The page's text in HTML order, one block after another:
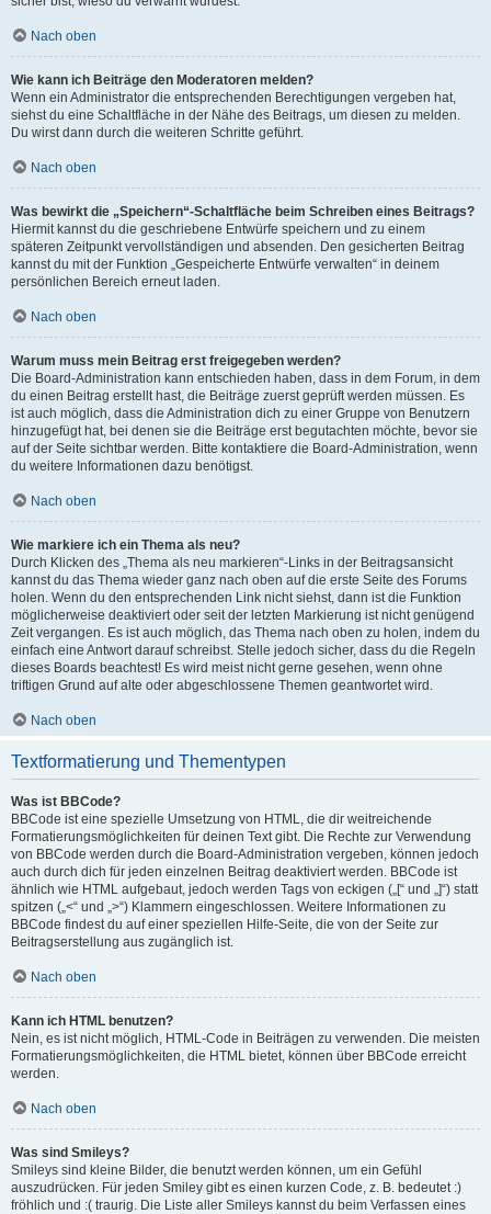
Nach oben
Wie kann ich Beiträge den Moderatoren melden?
Wenn ein Administrator die entsprechenden Berechtigungen vergeben hat,
siehst du eine Schaltfläche in der Nähe des Beitrags, um diesen zu melden.
Du wirst dann durch die weiteren Schritte geführt.
Nach oben
Was bewirkt die „Speichern“-Schaltfläche beim Schreiben eines Beitrags?
Hiermit kannst du die geschriebene Entwürfe speichern und zu einem
späteren Zeitpunkt vervollständigen und absenden. Den gesicherten Beitrag
kannst du mit der Funktion „Gespeicherte Entwürfe verwalten“ in deinem
persönlichen Bereich erneut laden.
Nach oben
Warum muss mein Beitrag erst freigegeben werden?
Die Board-Administration kann entschieden haben, dass in dem Forum, in dem
du einen Beitrag erstellt hast, die Beiträge zuerst geprüft werden müssen. Es
ist auch möglich, dass die Administration dich zu einer Gruppe von Benutzern
hinzugefügt hat, bei denen sie die Beiträge erst begutachten möchte, bevor sie
auf der Seite sichtbar werden. Bitte kontaktiere die Board-Administration, wenn
du weitere Informationen dazu benötigst.
Nach oben
Wie markiere ich ein Thema als neu?
Durch Klicken des „Thema als neu markieren“-Links in der Beitragsansicht
kannst du das Thema wieder ganz nach oben auf die erste Seite des Forums
holen. Wenn du den entsprechenden Link nicht siehst, dann ist die Funktion
möglicherweise deaktiviert oder seit der letzten Markierung ist nicht genügend
Zeit vergangen. Es ist auch möglich, das Thema nach oben zu holen, indem du
einfach eine Antwort darauf schreibst. Stelle jedoch sicher, dass du die Regeln
dieses Boards beachtest! Es wird meist nicht gerne gesehen, wenn ohne
triftigen Grund auf alte oder abgeschlossene Themen geantwortet wird.
Nach oben
Textformatierung und Thementypen
Was ist BBCode?
BBCode ist eine spezielle Umsetzung von HTML, die dir weitreichende
Formatierungsmöglichkeiten für deinen Text gibt. Die Rechte zur Verwendung
von BBCode werden durch die Board-Administration vergeben, können jedoch
auch durch dich für jeden einzelnen Beitrag deaktiviert werden. BBCode ist
ähnlich wie HTML aufgebaut, jedoch werden Tags von eckigen („[“ und „]“) statt
spitzen („<“ und „>“) Klammern eingeschlossen. Weitere Informationen zu
BBCode findest du auf einer speziellen Hilfe-Seite, die von der Seite zur
Beitragserstellung aus zugänglich ist.
Nach oben
Kann ich HTML benutzen?
Nein, es ist nicht möglich, HTML-Code in Beiträgen zu verwenden. Die meisten
Formatierungsmöglichkeiten, die HTML bietet, können über BBCode erreicht
werden.
Nach oben
Was sind Smileys?
Smileys sind kleine Bilder, die benutzt werden können, um ein Gefühl
auszudrücken. Für jeden Smiley gibt es einen kurzen Code, z. B. bedeutet :)
fröhlich und :( traurig. Die Liste aller Smileys kannst du beim Verfassen eines